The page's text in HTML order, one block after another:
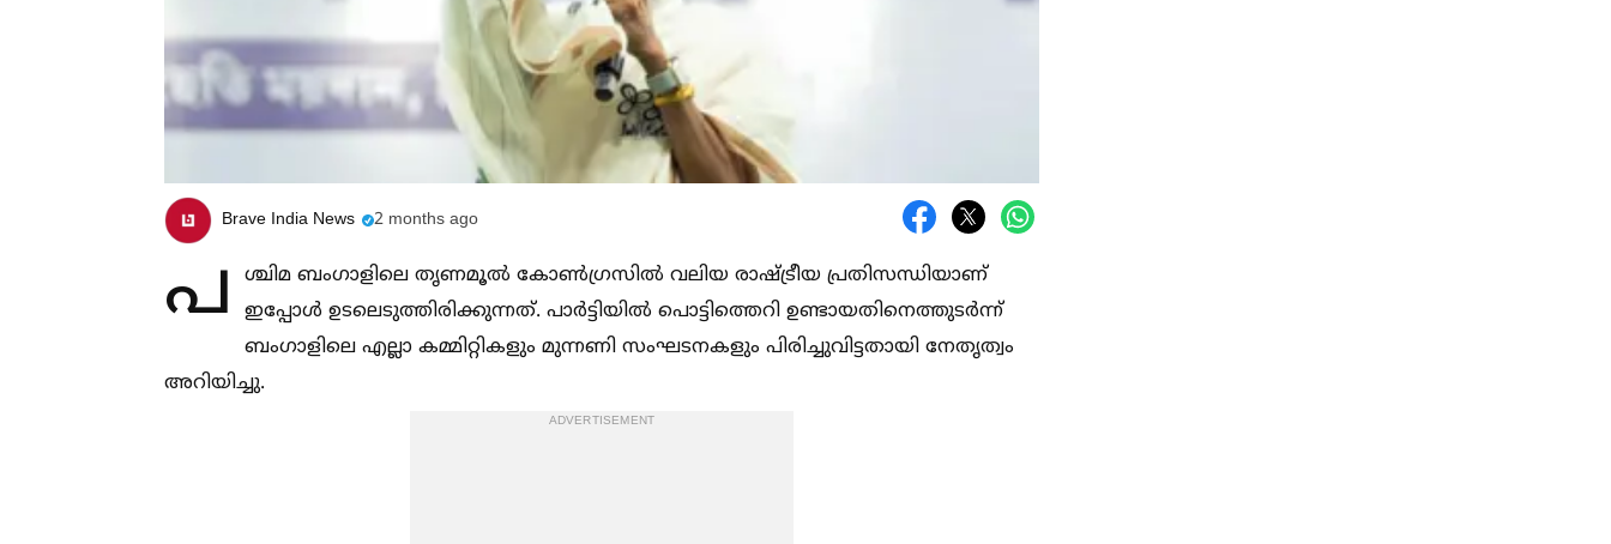
Brave India News 2 months ago
പ
ശ്ചിമ ബംഗാളിലെ തൃണമൂല്‍ കോണ്‍ഗ്രസില്‍ വലിയ രാഷ്ട്രീയ പ്രതിസന്ധിയാണ്
ഇപ്പോള്‍ ഉടലെടുത്തിരിക്കുന്നത്. പാർട്ടിയില്‍ പൊട്ടിത്തെറി ഉണ്ടായതിനെത്തുടർന്ന്
ബംഗാളിലെ എല്ലാ കമ്മിറ്റികളും മുന്നണി സംഘടനകളും പിരിച്ചുവിട്ടതായി നേതൃത്വം
അറിയിച്ചു.
ADVERTISEMENT